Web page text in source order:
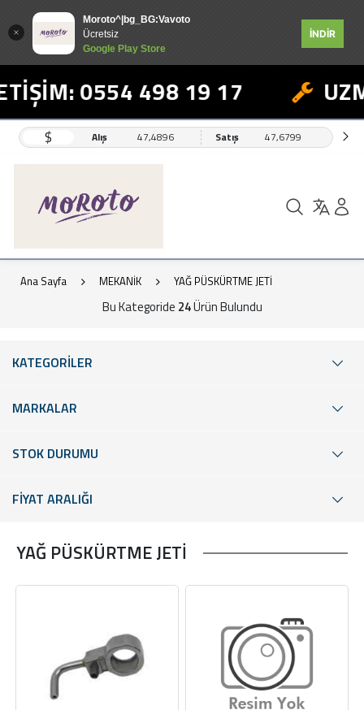
Moroto^|bg_BG:Vavoto
Ücretsiz
Google Play Store
İNDİR
0554 498 19 17
$ Alış 47,4896 Satış 47,6799
Ana Sayfa MEKANİK YAĞ PÜSKÜRTME JETİ
Bu Kategoride 24Ürün Bulundu
KATEGORİLER
MARKALAR
STOK DURUMU
FİYAT ARALIĞI
YAĞ PÜSKÜRTME JETİ